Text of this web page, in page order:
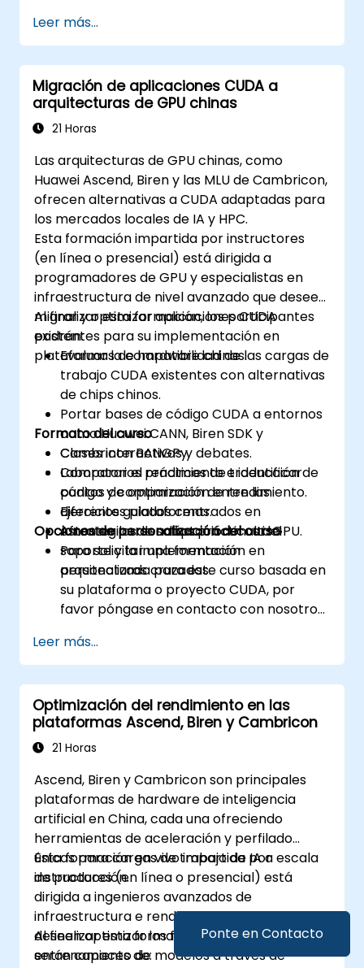
Ponte en Contacto
Leer más...
Migración de aplicaciones CUDA a
arquitecturas de GPU chinas
21 Horas
Las arquitecturas de GPU chinas, como
Huawei Ascend, Biren y las MLU de Cambricon,
ofrecen alternativas a CUDA adaptadas para
los mercados locales de IA y HPC.
Esta formación impartida por instructores
(en línea o presencial) está dirigida a
programadores de GPU y especialistas en
infraestructura de nivel avanzado que deseen
migrar y optimizar aplicaciones CUDA
existentes para su implementación en
plataformas de hardware chinas.
Al finalizar esta formación, los participantes
podrán:
Evaluar la compatibilidad de las cargas de
trabajo CUDA existentes con alternativas
de chips chinos.
Portar bases de código CUDA a entornos
como Huawei CANN, Biren SDK y
Cambricon BANGPy.
Comparar el rendimiento e identificar
puntos de optimización entre las
diferentes plataformas.
Afrontar los desafíos prácticos del
soporte y la implementación en
arquitecturas cruzadas.
Formato del curso
Clases interactivas y debates.
Laboratorios prácticos de traducción de
código y comparación de rendimiento.
Ejercicios guiados centrados en
estrategias de adaptación multi-GPU.
Opciones de personalización del curso
Para solicitar una formación
personalizada para este curso basada en
su plataforma o proyecto CUDA, por
favor póngase en contacto con nosotros
Leer más...
Optimización del rendimiento en las
plataformas Ascend, Biren y Cambricon
21 Horas
Ascend, Biren y Cambricon son principales
plataformas de hardware de inteligencia
artificial en China, cada una ofreciendo
herramientas de aceleración y perfilado
únicas para cargas de trabajo de IA a escala
de producción.
Esta formación en vivo impartida por
instructores (en línea o presencial) está
dirigida a ingenieros avanzados de
infraestructura e rendimiento de IA que
deseen optimizar los flujos de inferencia y
entrenamiento de modelos a través de
Al finalizar esta formación, los participantes
serán capaces de: